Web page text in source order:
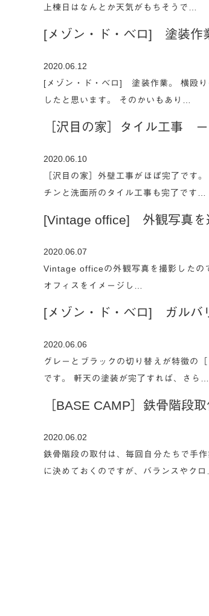
上棟日はなんとか天気がもちそうで…
[メゾン・ド・ベロ] 塗装作
2020.06.12
[メゾン・ド・ベロ] 塗装作業。 横殴り
したと思います。 そのかいもあり…
［沢目の家］タイル工事
2020.06.10
［沢目の家］外壁工事がほぼ完了です
チンと洗面所のタイル工事も完了です…
[Vintage office] 外観写真を
2020.06.07
Vintage officeの外観写真を撮影したの
オフィスをイメージし…
[メゾン・ド・ベロ] ガルバ
2020.06.06
グレーとブラックの切り替えが特徴の
です。 軒天の塗装が完了すれば、さら…
［BASE CAMP］鉄骨階段
2020.06.02
鉄骨階段の取付は、毎回自分たちで手
に決めておくのですが、バランスやクロ